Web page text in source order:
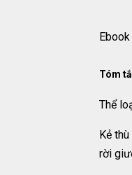
Tóm
Thể
Kẻ
rời